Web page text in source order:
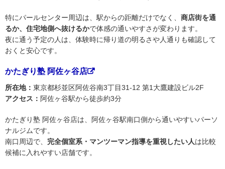
特にパールセンター周辺は、駅からの距離だけでなく、 商店街を通
るか、住宅地側へ抜けるかで体感の通いやすさが変わります。
夜に通う予定の人は、体験時に帰り道の明るさや人通りも確認して
おくと安心です。
かたぎり塾 阿佐ヶ谷店
所在地： 東京都杉並区阿佐谷南3丁目31-12 第1大鷹建設ビル2F
アクセス： 阿佐ヶ谷駅から徒歩約3分
かたぎり塾 阿佐ヶ谷店は、阿佐ヶ谷駅南口側から通いやすいパーソ
ナルジムです。
南口周辺で、 完全個室系・マンツーマン指導を重視したい人は比較
候補に入れやすい店舗です。